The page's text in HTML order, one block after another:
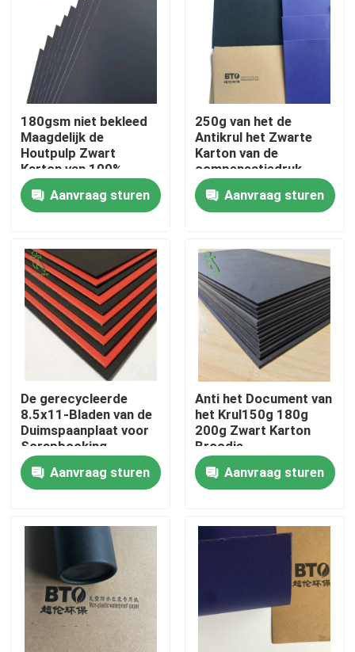
Huis
Ongeveer ons
Fabrieksreis
Kwaliteitscontrole
Contacteer ons
Verzoek om een Citaat
Het Document van de bevloeringsbescherming
Het tijdelijke Broodje van de Vloerbescherming
Kraftpapier-Document Vloerbescherming
180gsm niet bekleed
Maagdelijk de
Houtpulp Zwart
Karton van 100%
Aanvraag sturen
250g van het de
Antikrul het Zwarte
Karton van de
compensatiedruk
Verpakkende
DocumentAanvraag sturen
De gerecycleerde
8.5x11-Bladen van de
Duimspaanplaat voor
Scrapbooking
Aanvraag sturen
Anti het Document van
het Krul150g 180g
200g Zwart Karton
Broodje
Aanvraag sturen